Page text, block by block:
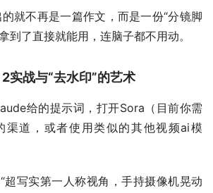
就不再是一篇作文，而是一份“分镜脚
到了直接就能用，连脑子都不用动。
实战与“去水印”的艺术
给的提示词，打开Sora（目前你需
渠道，或者使用类似的其他视频ai模
超写实第一人称视角，手持摄像机晃动